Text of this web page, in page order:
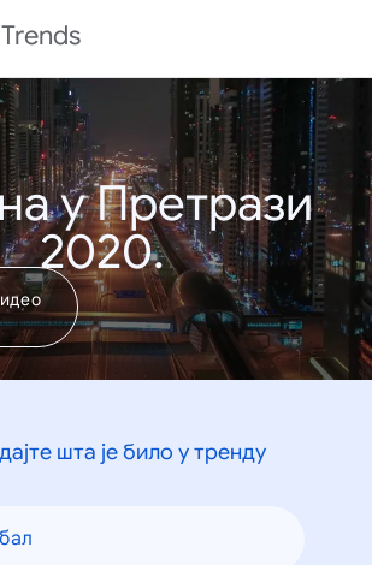
Trends
у Претрази
2020.
шта је било у тренду